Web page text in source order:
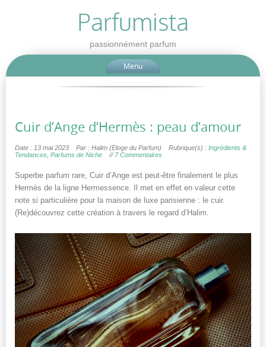
Parfumista
passionnément parfum
Menu
Cuir d’Ange d’Hermès : peau d’amour
Date : 13 mai 2023 Par : Halim (Eloge du Parfum) Rubrique(s) : Ingrédients &
Tendances, Parfums de Niche // 7 Commentaires
Superbe parfum rare, Cuir d’Ange est peut-être finalement le plus
Hermès de la ligne Hermessence. Il met en effet en valeur cette
note si particulière pour la maison de luxe parisienne : le cuir.
(Re)découvrez cette création à travers le regard d’Halim.